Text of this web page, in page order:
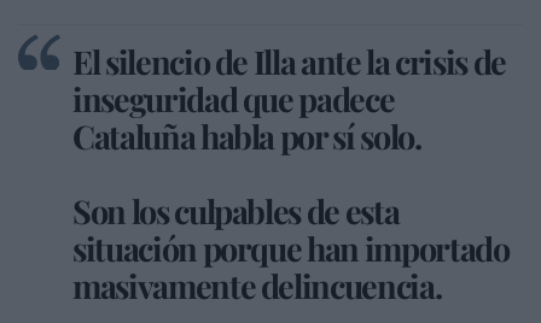
El silencio de Illa ante la crisis de
inseguridad que padece
Cataluña habla por sí solo.
Son los culpables de esta
situación porque han importado
masivamente delincuencia.